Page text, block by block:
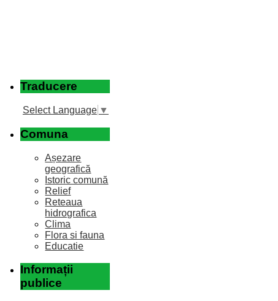
Traducere
Select Language ▼
Comuna
Așezare
geografică
Istoric comună
Relief
Reteaua
hidrografica
Clima
Flora si fauna
Educatie
Informații
publice